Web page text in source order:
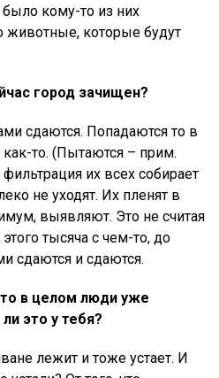
кому-то из них
животные, которые будут
город зачищен?
сдаются. Попадаются то в
то. (Пытаются – прим.
их всех собирает
не уходят. Их пленят в
выявляют. Это не считая
тысяча с чем-то, до
сдаются и сдаются.
в целом люди уже
это у тебя?
лежит и тоже устает. И